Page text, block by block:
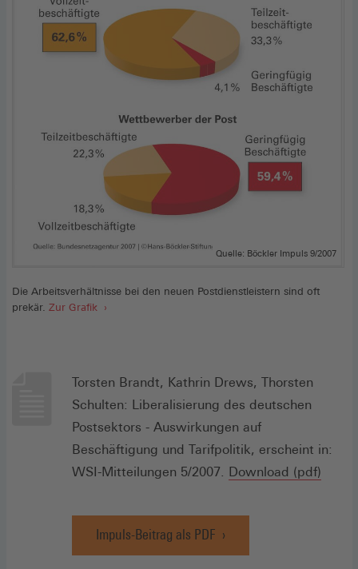
Quelle: Böckler Impuls 9/2007
Die Arbeitsverhältnisse bei den neuen Postdienstleistern sind oft
prekär. Zur Grafik
Torsten Brandt, Kathrin Drews, Thorsten
Schulten: Liberalisierung des deutschen
Postsektors - Auswirkungen auf
Beschäftigung und Tarifpolitik, erscheint in:
WSI-Mitteilungen 5/2007. Download (pdf)
Impuls-Beitrag als PDF
(Öffnet
in